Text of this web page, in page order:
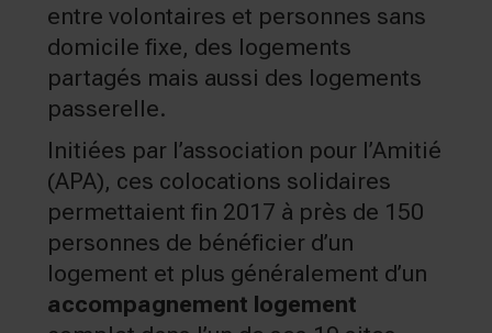
entre volontaires et personnes sans
domicile fixe, des logements
partagés mais aussi des logements
passerelle.
Initiées par l’association pour l’Amitié
(APA), ces colocations solidaires
permettaient fin 2017 à près de 150
personnes de bénéficier d’un
logement et plus généralement d’un
accompagnement logement